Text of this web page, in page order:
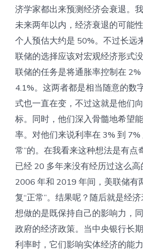
济学家都出来预测经济会衰退。
未来两年以内，经济衰退的可
个人预估大约是 50%。不过长远
联储的选择应该对宏观经济形式
联储的任务是将通胀率控制在
4.1%。这两者都是相当随意的数
式也一直在变，不过这就是他们
标。同时，他们深入骨髓地希望
率。对他们来说利率在 3% 到 7%
常”的。在我看来这种想法是有点
已经 20 多年来没有经历过这么
2006 年和 2019 年间，美联储有
复“正常”。结果呢？随后就是经
想做的是既保持自己的影响力，
政府的经济政策。当中央银行长
利率时，它们影响实体经济的能